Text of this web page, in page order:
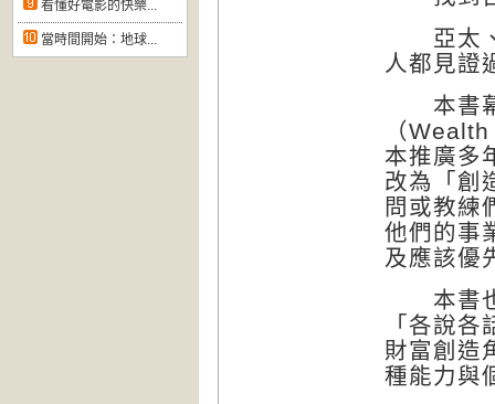
看懂好電影的快樂...
當時間開始：地球...
亞太、
人都見證
本書幕
（
本推廣多
改為「創
問或教練
他們的事
及應該優
本書也
「各說
財富創造
種能力與